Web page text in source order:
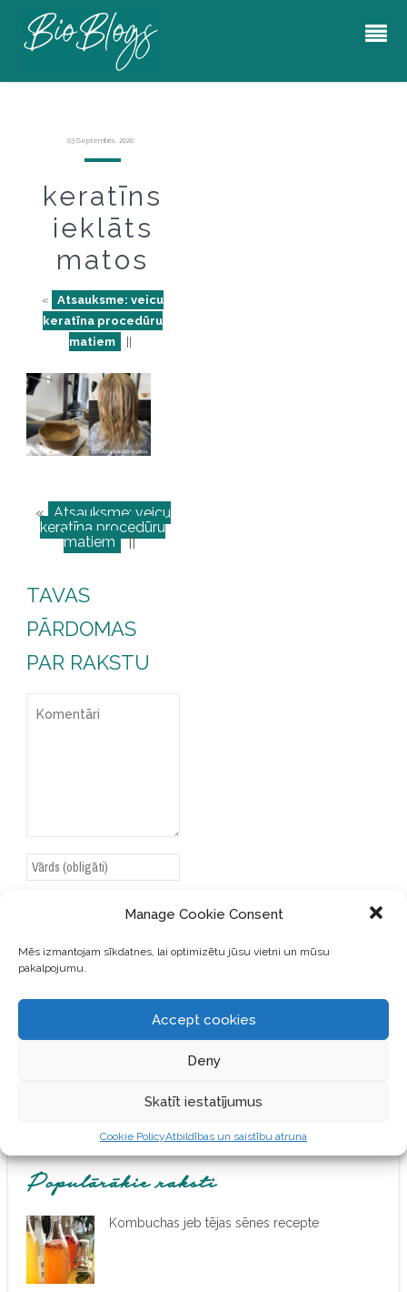
Manage Cookie Consent
Mēs izmantojam sīkdatnes, lai optimizētu jūsu vietni un mūsu
pakalpojumu.
Accept cookies
Deny
Skatīt iestatījumus
Cookie PolicyAtbildības un saistību atruna
03 Septembris, 2020
keratīns
ieklāts
matos
«
Atsauksme: veicu
keratīna procedūru
matiem
« Atsauksme: veicu
keratīna procedūru
matiem ||
TAVAS
PĀRDOMAS
PAR RAKSTU
SAGLABĀJIET MANU VĀRDU,
E-PASTA ADRESI UN VIETNI
ŠAJĀ PĀRLŪKPROGRAMMĀ
Populārākie raksti
Kombuchas jeb tējas sēnes recepte